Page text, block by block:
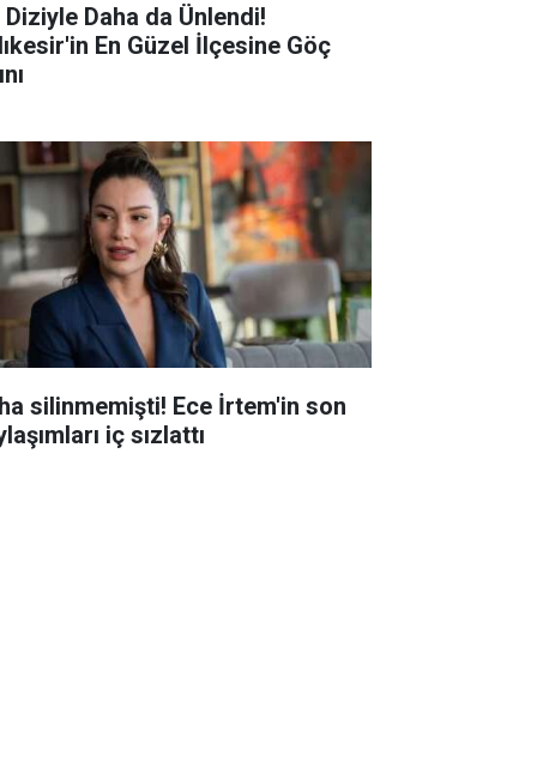
Daha da Ünlendi!
En Güzel İlçesine Göç
silinmemişti! Ece İrtem'in son
iç sızlattı